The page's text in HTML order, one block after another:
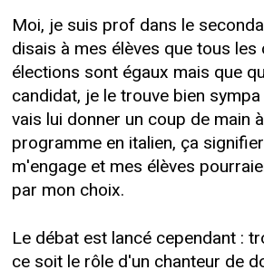
Moi, je suis prof dans le
disais à mes élèves que tous les
élections sont égaux mais que
candidat, je le trouve bien
vais lui donner un coup de main
programme en italien, ça
m'engage et mes élèves
par mon choix.
Le débat est lancé cependant :
ce soit le rôle d'un chanteur de